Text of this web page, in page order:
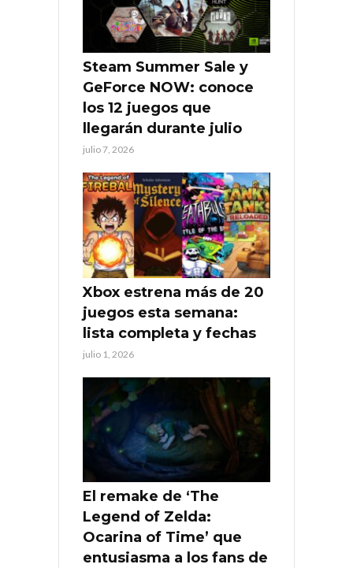
Steam Summer Sale y
GeForce NOW: conoce
los 12 juegos que
llegarán durante julio
julio 7, 2026
Xbox estrena más de 20
juegos esta semana:
lista completa y fechas
julio 1, 2026
El remake de ‘The
Legend of Zelda:
Ocarina of Time’ que
entusiasma a los fans de